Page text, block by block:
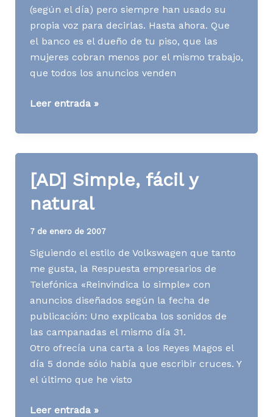
(según el día) pero siempre han usado su
propia voz para decirlas. Hasta ahora. Que
el banco es el dueño de tu piso, que las
mujeres cobran menos por el mismo trabajo,
que todos los anuncios venden
[AD]
verdad
Leer entrada »
[AD] Simple, fácil y
natural
7 de enero de 2007
Siguiendo el estilo de Volkswagen que tanto
me gusta, la Respuesta empresarios de
Telefónica «Reinvindica lo simple» con
anuncios diseñados según la fecha de
publicación: Uno explicaba los sonidos de
las campanadas el mismo día 31.
Otro ofrecía una carta a los Reyes Magos el
día 5 donde sólo había que escribir cruces. Y
el último que he visto
[AD]
Leer entrada »